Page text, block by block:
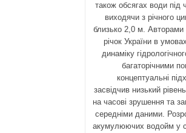
також обсягах води
виходячи з річного
близько 2,0 м. Авторами
річок України в
динаміку
багаторічними
концептуальні
засвідчив низький
на часові зрушення та
середніми даними.
акумулюючих водойм у